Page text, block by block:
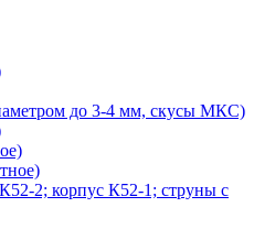
до 3-4 мм, скусы МКС)
2; корпус К52-1; струны с